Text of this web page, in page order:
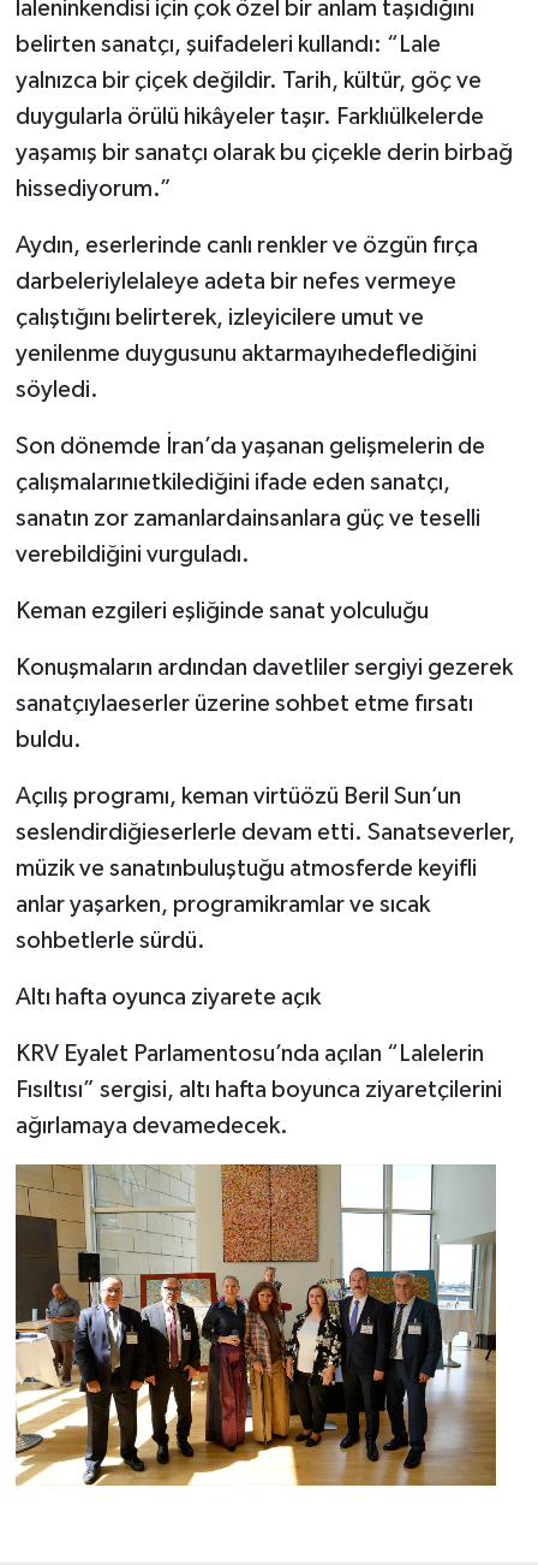
laleninkendisi için çok özel bir anlam taşıdığını
belirten sanatçı, şuifadeleri kullandı: “Lale
yalnızca bir çiçek değildir. Tarih, kültür, göç ve
duygularla örülü hikâyeler taşır. Farklıülkelerde
yaşamış bir sanatçı olarak bu çiçekle derin birbağ
hissediyorum.”
Aydın, eserlerinde canlı renkler ve özgün fırça
darbeleriylelaleye adeta bir nefes vermeye
çalıştığını belirterek, izleyicilere umut ve
yenilenme duygusunu aktarmayıhedeflediğini
söyledi.
Son dönemde İran’da yaşanan gelişmelerin de
çalışmalarınıetkilediğini ifade eden sanatçı,
sanatın zor zamanlardainsanlara güç ve teselli
verebildiğini vurguladı.
Keman ezgileri eşliğinde sanat yolculuğu
Konuşmaların ardından davetliler sergiyi gezerek
sanatçıylaeserler üzerine sohbet etme fırsatı
buldu.
Açılış programı, keman virtüözü Beril Sun’un
seslendirdiğieserlerle devam etti. Sanatseverler,
müzik ve sanatınbuluştuğu atmosferde keyifli
anlar yaşarken, programikramlar ve sıcak
sohbetlerle sürdü.
Altı hafta oyunca ziyarete açık
KRV Eyalet Parlamentosu’nda açılan “Lalelerin
Fısıltısı” sergisi, altı hafta boyunca ziyaretçilerini
ağırlamaya devamedecek.